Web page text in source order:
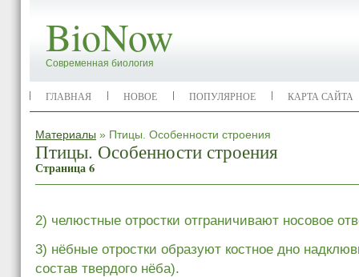
BioNow
Современная биология
ГЛАВНАЯ НОВОЕ ПОПУЛЯРНОЕ КАРТА САЙТА
Материалы » Птицы. Особенности строения
Птицы. Особенности строения
Страница 6
2) челюстные отростки отграничивают носовое
3) нёбные отростки образуют костное дно
состав твердого нёба).